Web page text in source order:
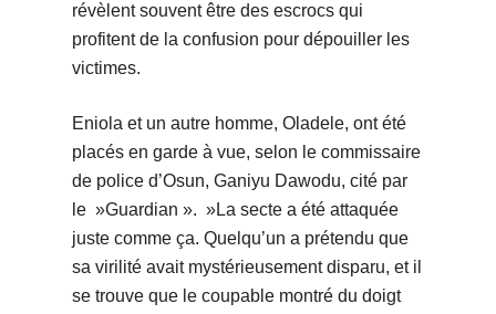
révèlent souvent être des escrocs qui
profitent de la confusion pour dépouiller les
victimes.
Eniola et un autre homme, Oladele, ont été
placés en garde à vue, selon le commissaire
de police d’Osun, Ganiyu Dawodu, cité par
le »Guardian ». »La secte a été attaquée
juste comme ça. Quelqu’un a prétendu que
sa virilité avait mystérieusement disparu, et il
se trouve que le coupable montré du doigt